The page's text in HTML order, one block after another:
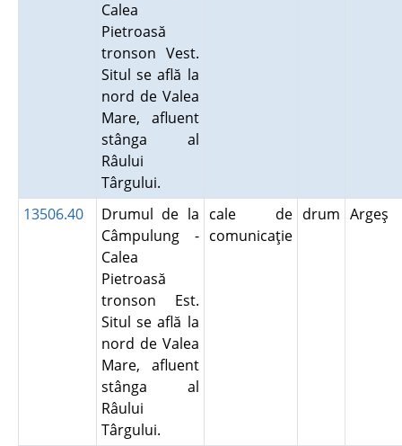
Calea
Pietroasă
tronson Vest.
Situl se află la
nord de Valea
Mare, afluent
stânga al
Râului
Târgului.
13506.40
Drumul de la
Câmpulung -
Calea
Pietroasă
tronson Est.
Situl se află la
nord de Valea
Mare, afluent
stânga al
Râului
Târgului.
cale de
comunicaţie
drum Argeş